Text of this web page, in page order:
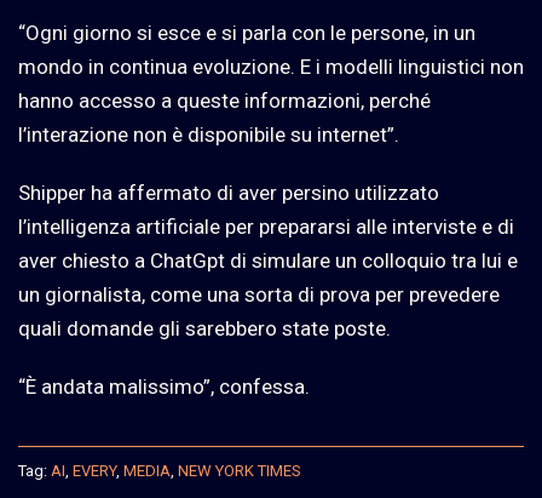
“Ogni giorno si esce e si parla con le persone, in un
mondo in continua evoluzione. E i modelli linguistici non
hanno accesso a queste informazioni, perché
l’interazione non è disponibile su internet”.
Shipper ha affermato di aver persino utilizzato
l’intelligenza artificiale per prepararsi alle interviste e di
aver chiesto a ChatGpt di simulare un colloquio tra lui e
un giornalista, come una sorta di prova per prevedere
quali domande gli sarebbero state poste.
“È andata malissimo”, confessa.
Tag: AI EVERY, MEDIA NEW YORK TIMES